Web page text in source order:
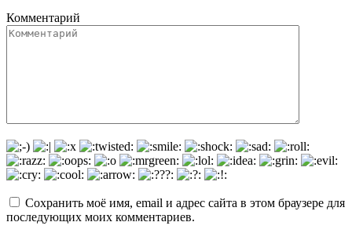
Комментарий
Сохранить моё имя, email и адрес сайта в этом браузере для
последующих моих комментариев.